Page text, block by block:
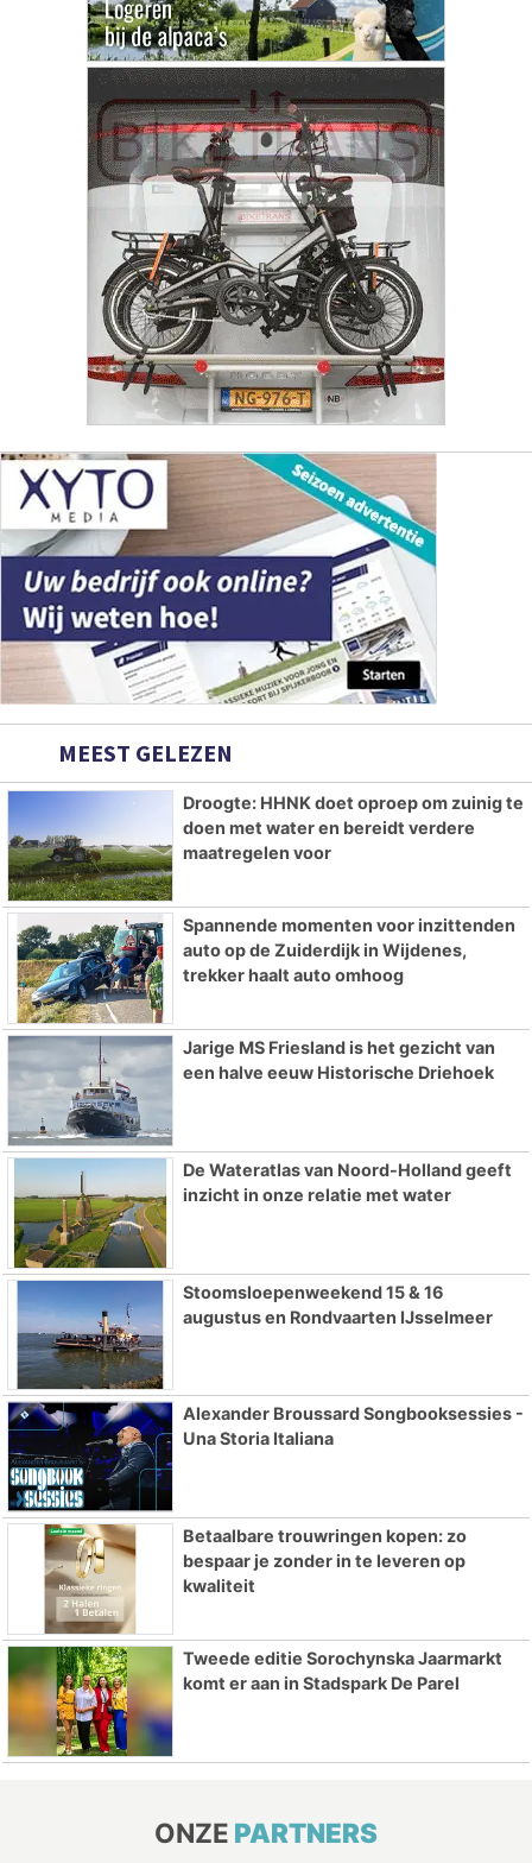
MEEST GELEZEN
Droogte: HHNK doet oproep om zuinig te
doen met water en bereidt verdere
maatregelen voor
Spannende momenten voor inzittenden
auto op de Zuiderdijk in Wijdenes,
trekker haalt auto omhoog
Jarige MS Friesland is het gezicht van
een halve eeuw Historische Driehoek
De Wateratlas van Noord-Holland geeft
inzicht in onze relatie met water
Stoomsloepenweekend 15 & 16
augustus en Rondvaarten IJsselmeer
Alexander Broussard Songbooksessies -
Una Storia Italiana
Betaalbare trouwringen kopen: zo
bespaar je zonder in te leveren op
kwaliteit
Tweede editie Sorochynska Jaarmarkt
komt er aan in Stadspark De Parel
ONZE PARTNERS